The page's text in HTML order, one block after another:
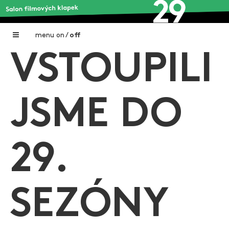
menu on / off
Home
Nadační fond FILMTALENT ZLÍN
Galerie filmových klapek
Autoři filmových klapek
O projektu
Aktuální výstavy
Aukce filmových klapek
Aktuality
VSTOUPILI
JSME DO
29.
SEZÓNY